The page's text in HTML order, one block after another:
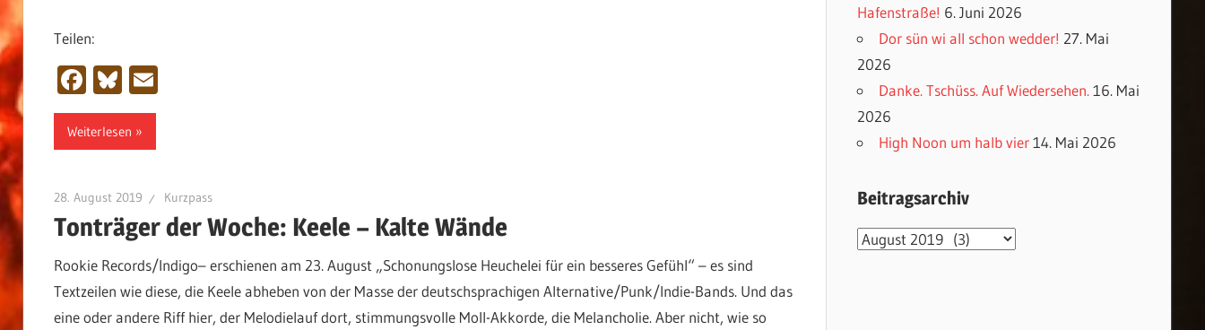
Teilen:
Facebook
Bluesky
Email
Weiterlesen
28. August 2019 Kurzpass
Tonträger der Woche: Keele – Kalte Wände
Rookie Records/Indigo– erschienen am 23. August „Schonungslose Heuchelei für ein besseres Gefühl“ – es sind
Textzeilen wie diese, die Keele abheben von der Masse der deutschsprachigen Alternative/Punk/Indie-Bands. Und das
eine oder andere Riff hier, der Melodielauf dort, stimmungsvolle Moll-Akkorde, die Melancholie. Aber nicht, wie so
Hafenstraße! 6. Juni 2026
Dor sün wi all schon wedder! 27. Mai
2026
Danke. Tschüss. Auf Wiedersehen. 16. Mai
2026
High Noon um halb vier 14. Mai 2026
Beitragsarchiv
Beitragsarchiv